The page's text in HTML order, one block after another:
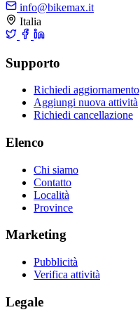
info@bikemax.it
Italia
Supporto
Richiedi aggiornamento
Aggiungi nuova attività
Richiedi cancellazione
Elenco
Chi siamo
Contatto
Località
Province
Marketing
Pubblicità
Verifica attività
Legale